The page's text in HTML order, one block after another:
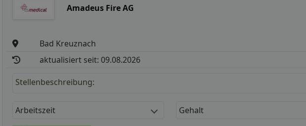
Amadeus Fire AG
Bad Kreuznach
aktualisiert seit: 09.08.2026
Stellenbeschreibung:
Arbeitszeit Gehalt